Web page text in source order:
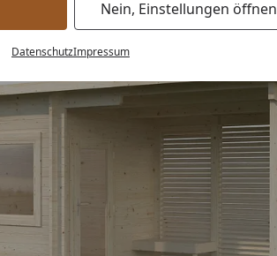
Nein, Einstellungen öffnen
DatenschutzImpressum